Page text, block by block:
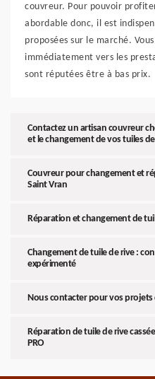
couvreur. Pour pouvoir
abordable donc, il est
proposées sur le marché.
immédiatement vers les
sont réputées être à bas prix.
Contactez un artisan couvreur
et le changement de vos tuiles
Couvreur pour changement et
Saint Vran
Réparation et changement de
Changement de tuile de rive :
expérimenté
Nous contacter pour vos projets
Réparation de tuile de rive
PRO